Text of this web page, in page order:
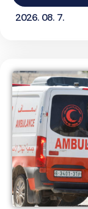
2026. 08. 7.